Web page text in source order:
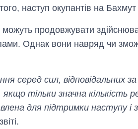
наступ окупантів на
можуть продовжувати
Однак вони навряд чи
серед сил, відповідальних
тільки значна кількість
для підтримки наступу